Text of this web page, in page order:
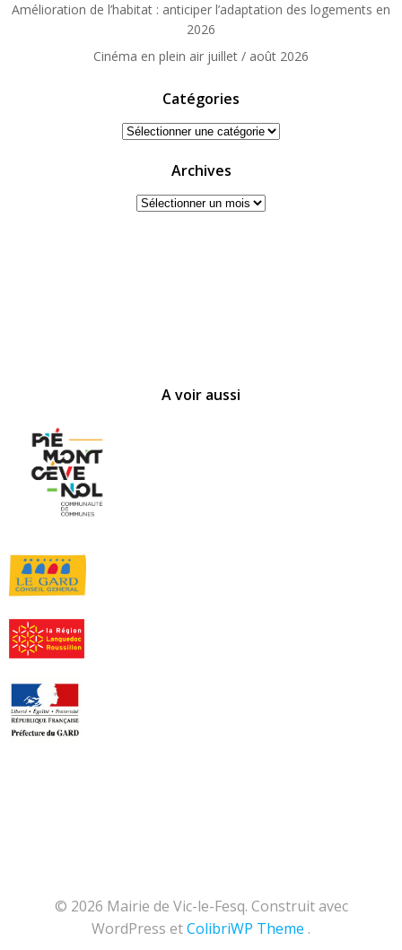
Amélioration de l’habitat : anticiper l’adaptation des logements en
2026
Cinéma en plein air juillet / août 2026
Catégories
Catégories
Archives
Archives
A voir aussi
© 2026 Mairie de Vic-le-Fesq. Construit avec
WordPress etColibriWP Theme .